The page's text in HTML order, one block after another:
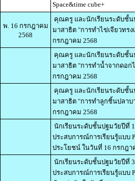
Space&time cube+
พ. 16 กรกฎาคม
2568
คุณครู และนักเรียนระดับชั้
มาสาธิต "การทำไข่เจียวทรง
กรกฎาคม 2568
คุณครู และนักเรียนระดับชั้
มาสาธิต "การทำน้ำจากดอก
กรกฎาคม 2568
คุณครู และนักเรียนระดับชั้
มาสาธิต "การทำลูกชิ้นปลาบ
กรกฎาคม 2568
นักเรียนระดับชั้นปฐมวัยปีที่
ประสบการณ์การเรียนรู้แบบ
ประโยชน์ ในวันที่ 16 กรกฎา
นักเรียนระดับชั้นปฐมวัยปีที่
ประสบการณ์การเรียนรู้แบบ